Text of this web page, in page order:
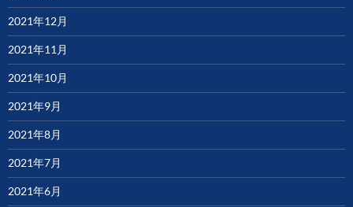
2021年12月
2021年11月
2021年10月
2021年9月
2021年8月
2021年7月
2021年6月